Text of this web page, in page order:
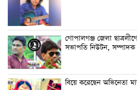
গোপালগঞ্জ জেলা
সভাপতি নিউটন, সম্পাদক
বিয়ে করেছেন অভিনেতা